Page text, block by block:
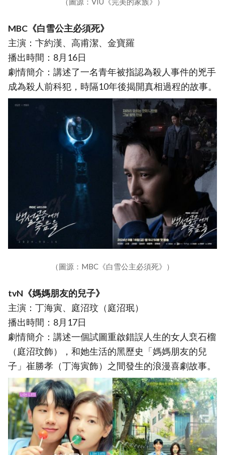
MBC《白雪公主必須死》
主演：卞約漢、高甫潔、金寶羅
播出時間：8月16日
劇情簡介：講述了一名青年被指認為殺人事件的兇手
成為殺人前科犯，時隔10年後揭開真相過程的故事。
（圖源：MBC《白雪公主必須死》）
tvN《媽媽朋友的兒子》
主演：丁海寅、庭沼玟（庭沼珉）
播出時間：8月17日
劇情簡介：講述一個試圖重啟錯誤人生的女人裵石榴
（庭沼玟飾），和她生活的黑歷史「媽媽朋友的兒
子」崔勝孝（丁海寅飾）之間發生的浪漫喜劇故事。